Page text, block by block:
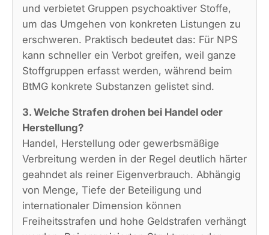
und verbietet Gruppen psychoaktiver Stoffe,
um das Umgehen von konkreten Listungen zu
erschweren. Praktisch bedeutet das: Für NPS
kann schneller ein Verbot greifen, weil ganze
Stoffgruppen erfasst werden, während beim
BtMG konkrete Substanzen gelistet sind.
3. Welche Strafen drohen bei Handel oder
Herstellung?
Handel, Herstellung oder gewerbsmäßige
Verbreitung werden in der Regel deutlich härter
geahndet als reiner Eigenverbrauch. Abhängig
von Menge, Tiefe der Beteiligung und
internationaler Dimension können
Freiheitsstrafen und hohe Geldstrafen verhängt